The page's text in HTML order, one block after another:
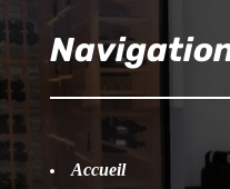
Accueil